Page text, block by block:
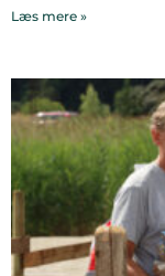
Læs mere »